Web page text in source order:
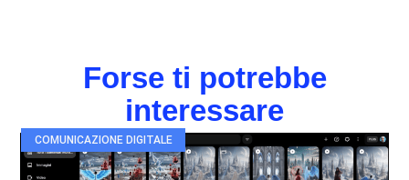
Forse ti potrebbe
interessare
COMUNICAZIONE DIGITALE